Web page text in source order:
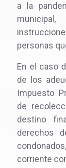
a la
personas
En el caso
de los
Impuesto
de
destino
derechos
corriente